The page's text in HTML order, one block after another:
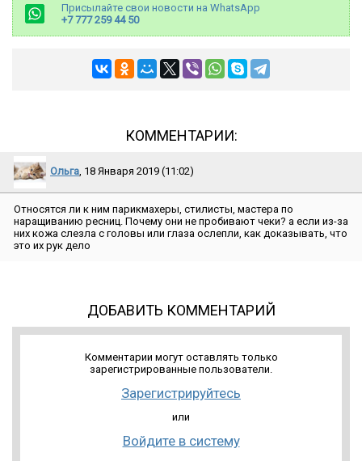
Присылайте свои новости на WhatsApp
+7 777 259 44 50
КОММЕНТАРИИ:
Ольга, 18 Января 2019 (11:02)
Относятся ли к ним парикмахеры, стилисты, мастера по
наращиванию ресниц. Почему они не пробивают чеки? а если из-за
них кожа слезла с головы или глаза ослепли, как доказывать, что
это их рук дело
ДОБАВИТЬ КОММЕНТАРИЙ
Комментарии могут оставлять только
зарегистрированные пользователи.
Зарегистрируйтесь
или
Войдите в систему